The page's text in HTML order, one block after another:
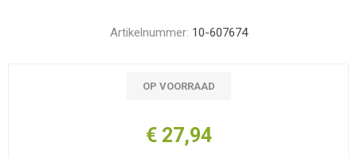
Artikelnummer: 10-607674
OP VOORRAAD
€ 27,94